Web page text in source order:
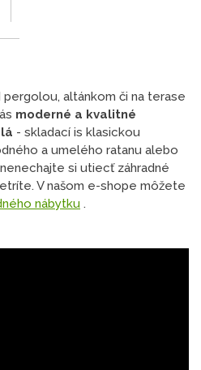
altánkom či na terase
moderné a kvalitné
- skladací is klasickou
a umelého ratanu alebo
si utiecť záhradné
V našom e-shope môžete
nábytku .